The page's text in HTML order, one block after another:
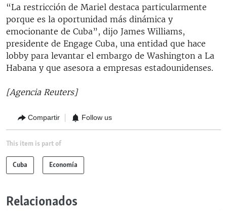
“La restricción de Mariel destaca particularmente
porque es la oportunidad más dinámica y
emocionante de Cuba”, dijo James Williams,
presidente de Engage Cuba, una entidad que hace
lobby para levantar el embargo de Washington a La
Habana y que asesora a empresas estadounidenses.
[Agencia Reuters]
Compartir Follow us
This item is part of
Cuba Economía
Relacionados